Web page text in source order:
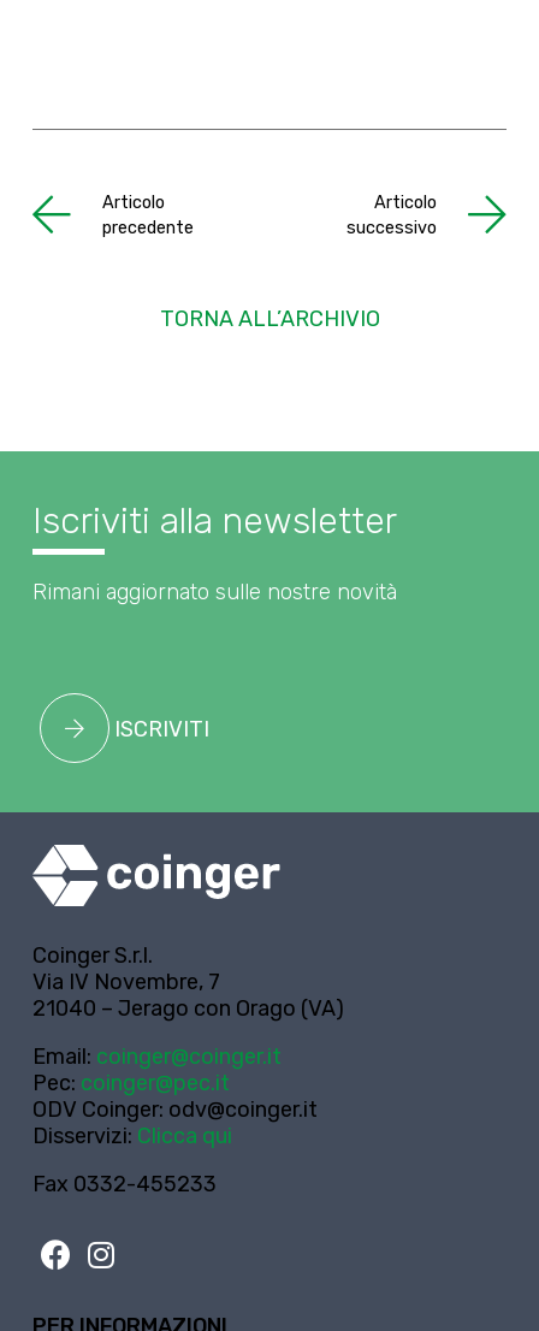
Articolo
precedente
Articolo
successivo
TORNA ALL’ARCHIVIO
Iscriviti alla newsletter
Rimani aggiornato sulle nostre novità
ISCRIVITI
Coinger S.r.l.
Via IV Novembre, 7
21040 – Jerago con Orago (VA)
Email: coinger@coinger.it
Pec: coinger@pec.it
ODV Coinger: odv@coinger.it
Disservizi: Clicca qui
Fax 0332-455233